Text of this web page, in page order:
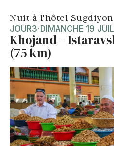
Nuit à l'hôtel Sugdiyon.
JOUR3· DIMANCHE 19
Khojand –
(75 km)